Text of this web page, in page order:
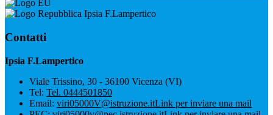
Ipsia F.Lampertico
Contatti
Ipsia F.Lampertico
Viale Trissino, 30 - 36100 Vicenza (VI)
Tel: Tel. 0444501850
Email: viri05000V@istruzione.itLink per inviare una mail